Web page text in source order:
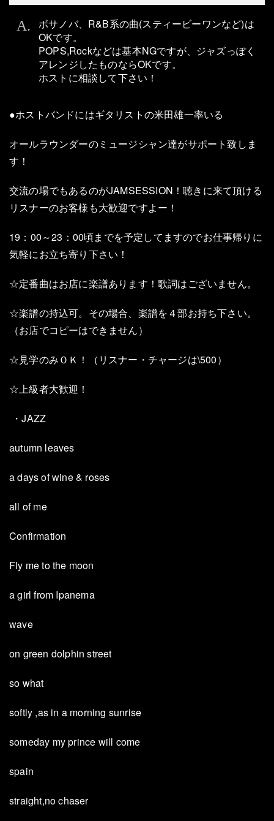
ボサノバ、R&B系の曲(スティービーワンなど)は
OKです。
POPS,Rockなどは基本NGですが、ジャズっぽく
アレンジしたものならOKです。
ホストに相談して下さい！
●ホストバンドにはギタリストの米田雄一率いる
オールラウンダーのミュージシャン達がサポート致しま
す！
交流の場でもあるのがJAMSESSION！聴きに来て頂ける
リスナーのお客様も大歓迎ですよー！
19：00～23：00頃までを予定してますのでお仕事帰りに
気軽にお立ち寄り下さい！
☆定番曲はお店に楽譜あります！歌詞はございません。
☆楽譜の持込可。その場合、楽譜を４部お持ち下さい。
（お店でコピーはできません）
☆見学のみＯＫ！（リスナー・チャージは\500）
☆上級者大歓迎！
・JAZZ
autumn leaves
a days of wine & roses
all of me
Confirmation
Fly me to the moon
a girl from Ipanema
wave
on green dolphin street
so what
softly ,as in a morning sunrise
someday my prince will come
spain
straight,no chaser